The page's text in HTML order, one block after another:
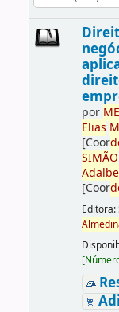
por ME
Elias
[Coor
SIMÃO
[Coor
Editora:
[